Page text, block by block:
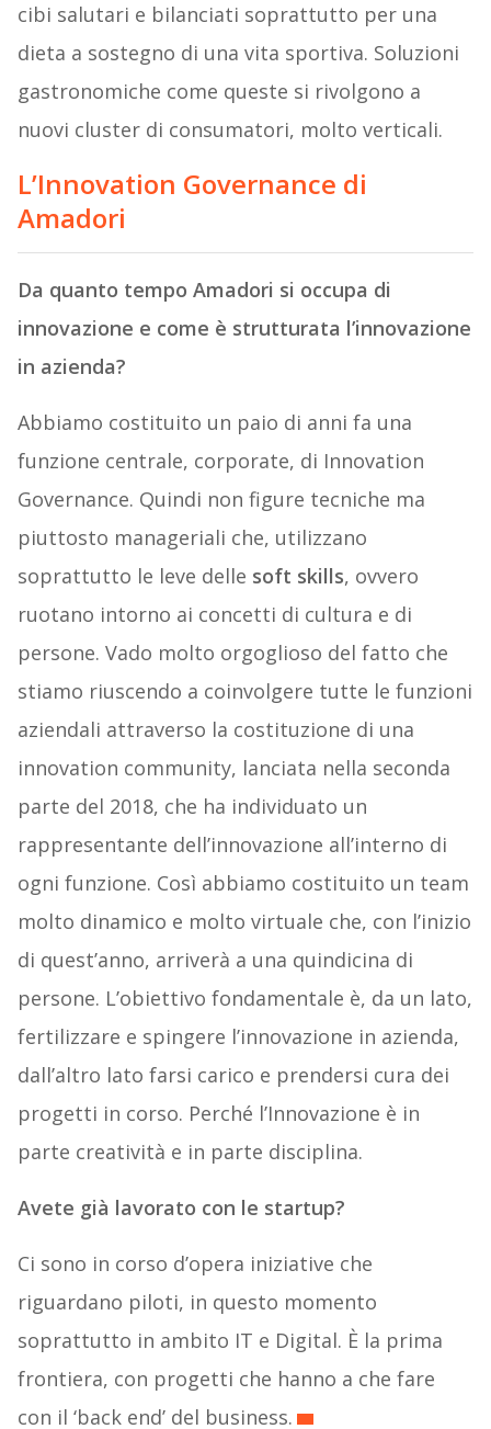
cibi salutari e bilanciati soprattutto per una
dieta a sostegno di una vita sportiva. Soluzioni
gastronomiche come queste si rivolgono a
nuovi cluster di consumatori, molto verticali.
L’Innovation Governance di
Amadori
Da quanto tempo Amadori si occupa di
innovazione e come è strutturata l’innovazione
in azienda?
Abbiamo costituito un paio di anni fa una
funzione centrale, corporate, di Innovation
Governance. Quindi non figure tecniche ma
piuttosto manageriali che, utilizzano
soprattutto le leve delle soft skills, ovvero
ruotano intorno ai concetti di cultura e di
persone. Vado molto orgoglioso del fatto che
stiamo riuscendo a coinvolgere tutte le funzioni
aziendali attraverso la costituzione di una
innovation community, lanciata nella seconda
parte del 2018, che ha individuato un
rappresentante dell’innovazione all’interno di
ogni funzione. Così abbiamo costituito un team
molto dinamico e molto virtuale che, con l’inizio
di quest’anno, arriverà a una quindicina di
persone. L’obiettivo fondamentale è, da un lato,
fertilizzare e spingere l’innovazione in azienda,
dall’altro lato farsi carico e prendersi cura dei
progetti in corso. Perché l’Innovazione è in
parte creatività e in parte disciplina.
Avete già lavorato con le startup?
Ci sono in corso d’opera iniziative che
riguardano piloti, in questo momento
soprattutto in ambito IT e Digital. È la prima
frontiera, con progetti che hanno a che fare
con il ‘back end’ del business.